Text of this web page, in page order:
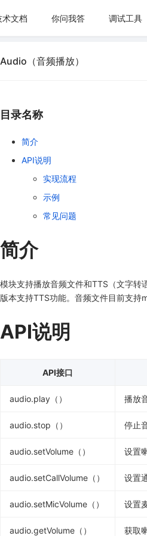
术文档 你问我答 调试工具
Audio（音频播放）
目录名称
简介
API说明
实现流程
示例
常见问题
简介
模块支持播放音频文件和TTS（文字
版本支持TTS功能。音频文件目前支持
API说明
API接口
audio.play（） 播放
audio.stop（） 停止
audio.setVolume（） 设置
audio.setCallVolume（） 设置
audio.setMicVolume（） 设置
audio.getVolume（） 获取